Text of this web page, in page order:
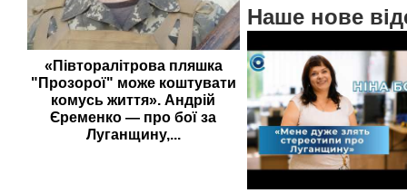
«Півторалітрова пляшка
"Прозорої" може коштувати
комусь життя». Андрій
Єременко — про бої за
Луганщину,...
Наше нове